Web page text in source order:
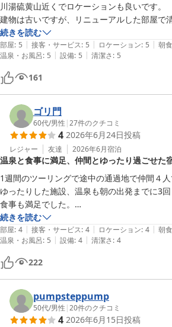
川湯硫黄山近くでロケーションも良いです。
建物は古いですが、リニューアルした部屋で
夕食はボリュームが有りすぎて苦しくなりま
続きを読む
部屋: 5 | 接客・サービス: 5 | ロケーション: 5 | 朝食
温泉・お風呂: 5 | 設備: 5 | 清潔さ: 5
161
ゴリ門
60代/男性 |27件のクチコミ
4 2026年6月24日投稿
レジャー 友達 2026年6月宿泊
温泉と食事に満足、仲間とゆったり過ごせた
1週間のツーリングで途中の通過地で仲間４人
ゆったりした施設、温泉も朝の出発までに3回
食事も満足でした。
同行した他の3人も満足してました。
続きを読む
部屋: 4 | 接客・サービス: 4 | ロケーション: 4 | 朝食
温泉・お風呂: 5 | 設備: 4 | 清潔さ: 4
222
pumpsteppump
50代/男性 |20件のクチコミ
4 2026年6月15日投稿